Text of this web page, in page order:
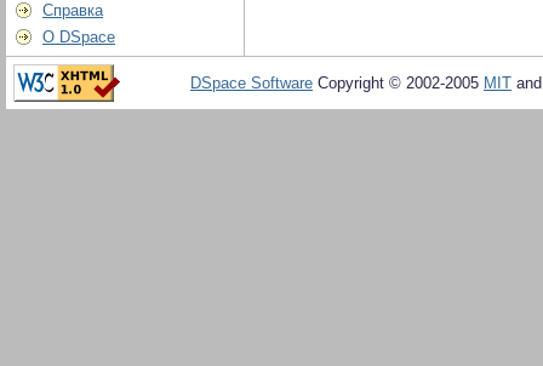
Справка
О DSpace
DSpace Software Copyright © 2002-2005 MIT